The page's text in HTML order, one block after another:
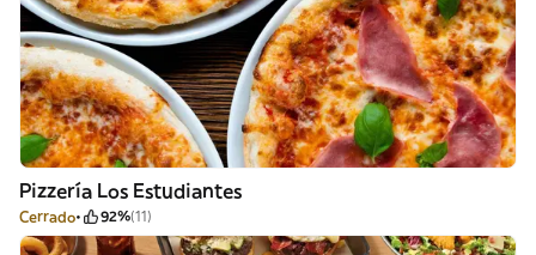
Pizzería Los Estudiantes
Cerrado 92%(11)